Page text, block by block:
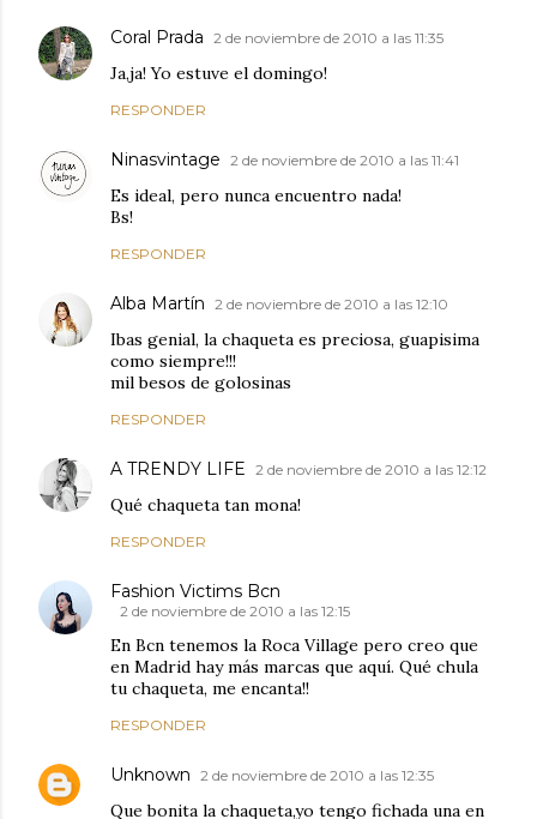
Coral Prada 2 de noviembre de 2010 a las 11:35
Ja,ja! Yo estuve el domingo!
RESPONDER
Ninasvintage 2 de noviembre de 2010 a las 11:41
Es ideal, pero nunca encuentro nada!
Bs!
RESPONDER
Alba Martín 2 de noviembre de 2010 a las 12:10
Ibas genial, la chaqueta es preciosa, guapisima
como siempre!!!
mil besos de golosinas
RESPONDER
A TRENDY LIFE 2 de noviembre de 2010 a las 12:12
Qué chaqueta tan mona!
RESPONDER
Fashion Victims Bcn
2 de noviembre de 2010 a las 12:15
En Bcn tenemos la Roca Village pero creo que
en Madrid hay más marcas que aquí. Qué chula
tu chaqueta, me encanta!!
RESPONDER
Unknown 2 de noviembre de 2010 a las 12:35
Que bonita la chaqueta,yo tengo fichada una en